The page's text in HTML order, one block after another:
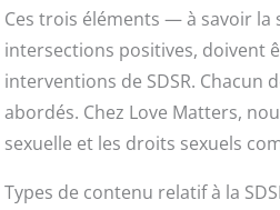
Ces trois éléments — à savoir la
intersections positives, doivent
interventions de SDSR. Chacun
abordés. Chez Love Matters,
sexuelle et les droits sexuels
Types de contenu relatif à la